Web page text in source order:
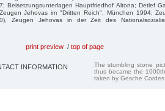
Beisetzungsunterlagen Hauptfriedhof Altona; Detlef
Jehovas im "Dritten Reich", München 1994;
Zeugen Jehovas in der Zeit des
print preview / top of page
INFORMATION
The stumbling stone
thus became the
taken by Gesche